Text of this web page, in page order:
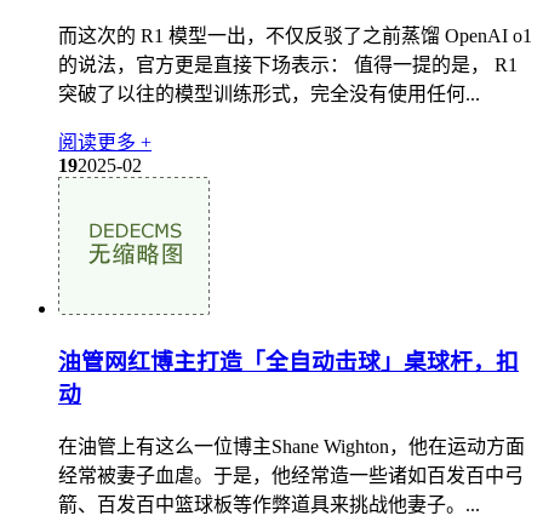
而这次的 R1 模型一出，不仅反驳了之前蒸馏 OpenAI o1
的说法，官方更是直接下场表示： 值得一提的是， R1
突破了以往的模型训练形式，完全没有使用任何...
阅读更多 +
192025-02
油管网红博主打造「全自动击球」桌球杆，扣
动
在油管上有这么一位博主Shane Wighton，他在运动方面
经常被妻子血虐。于是，他经常造一些诸如百发百中弓
箭、百发百中篮球板等作弊道具来挑战他妻子。...